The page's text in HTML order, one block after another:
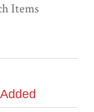
Items